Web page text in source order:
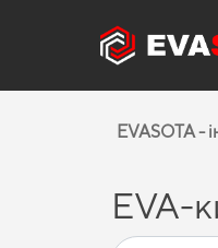
EVASOTA -
EVA-